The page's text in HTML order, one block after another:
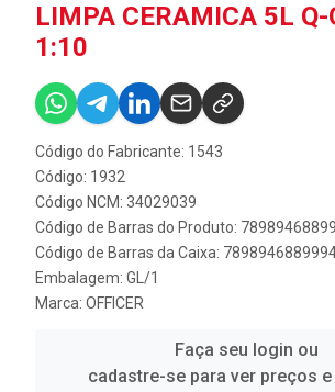
LIMPA CERAMICA 5L
1:10
Código do Fabricante: 1543
Código: 1932
Código NCM: 34029039
Código de Barras do Produto:
Código de Barras da Caixa:
Embalagem: GL/1
Marca: OFFICER
Faça seu login ou
cadastre-se para ver preços